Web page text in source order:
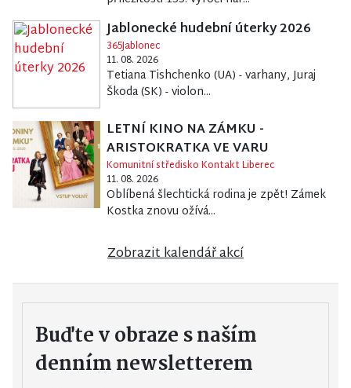
Jablonecké hudební úterky 2026
365Jablonec
11. 08. 2026
Tetiana Tishchenko (UA) - varhany, Juraj
Škoda (SK) - violon...
LETNÍ KINO NA ZÁMKU -
ARISTOKRATKA VE VARU
Komunitní středisko Kontakt Liberec
11. 08. 2026
Oblíbená šlechtická rodina je zpět! Zámek
Kostka znovu ožívá...
Zobrazit kalendář akcí
Buďte v obraze s naším
denním newsletterem